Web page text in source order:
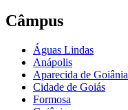
Câmpus
Águas Lindas
Anápolis
Aparecida de Goiânia
Cidade de Goiás
Formosa